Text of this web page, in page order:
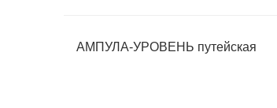
АМПУЛА-УРОВЕНЬ путейская